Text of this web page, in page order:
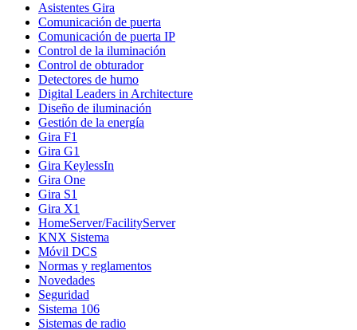
Asistentes Gira
Comunicación de puerta
Comunicación de puerta IP
Control de la iluminación
Control de obturador
Detectores de humo
Digital Leaders in Architecture
Diseño de iluminación
Gestión de la energía
Gira F1
Gira G1
Gira KeylessIn
Gira One
Gira S1
Gira X1
HomeServer/FacilityServer
KNX Sistema
Móvil DCS
Normas y reglamentos
Novedades
Seguridad
Sistema 106
Sistemas de radio